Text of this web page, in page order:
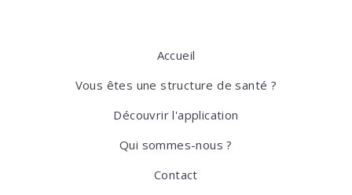
Accueil
Vous êtes une structure de santé ?
Découvrir l'application
Qui sommes-nous ?
Contact